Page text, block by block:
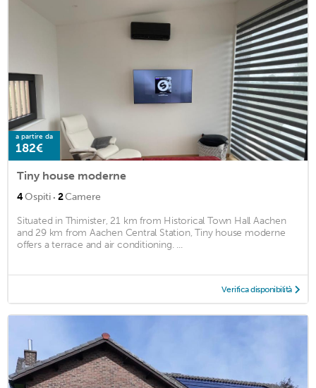
a partire da
182€
Tiny house moderne
4Ospiti · 2Camere
Situated in Thimister, 21 km from Historical Town Hall Aachen
and 29 km from Aachen Central Station, Tiny house moderne
offers a terrace and air conditioning. ...
Verifica disponibilità